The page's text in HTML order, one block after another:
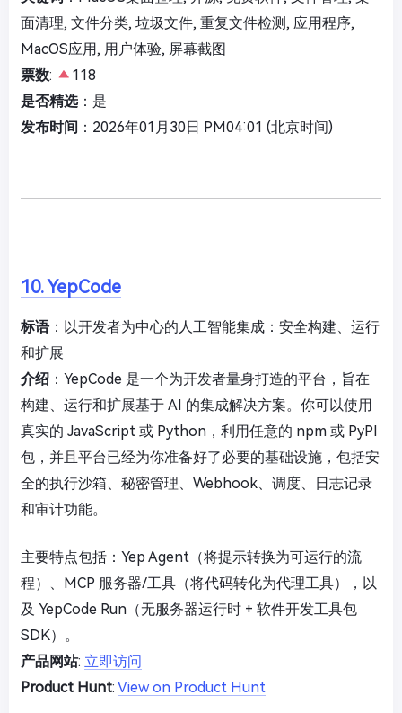
面清理, 文件分类, 垃圾文件, 重复文件检测, 应用程序,
MacOS应用, 用户体验, 屏幕截图
票数:
118
是否精选：是
发布时间 ：2026年01月30日 PM04:01 (北京时间)
10. YepCode
标语：以开发者为中心的人工智能集成：安全构建、运行
和扩展
介绍 ：YepCode 是一个为开发者量身打造的平台，旨在
构建、运行和扩展基于 AI 的集成解决方案。你可以使用
真实的 JavaScript 或 Python，利用任意的 npm 或 PyPI
包，并且平台已经为你准备好了必要的基础设施，包括安
全的执行沙箱、秘密管理、Webhook、调度、日志记录
和审计功能。
主要特点包括：Yep Agent（将提示转换为可运行的流
程）、MCP 服务器/工具（将代码转化为代理工具），以
及 YepCode Run（无服务器运行时 + 软件开发工具包
SDK）。
产品网站: 立即访问
Product Hunt: View on Product Hunt